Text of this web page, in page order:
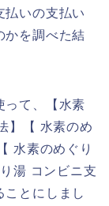
払いの支払い
かを調べた結
って、【水素
】【 水素のめ
水素のめぐり
湯 コンビニ支
とにしまし